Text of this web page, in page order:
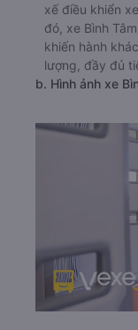
xế điều khiển
đó, xe Bình
khiến hành
lượng, đầy đủ
b. Hình ảnh xe